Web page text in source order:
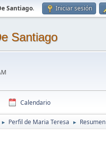
Santiago. Iniciar sesión
Santiago
Calendario
► Perfil de Maria Teresa ► Resumen